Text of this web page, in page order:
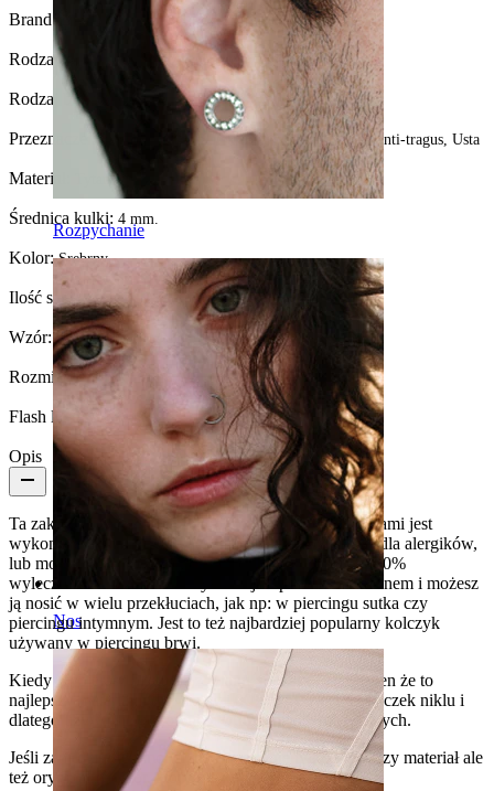
Rozpychanie
Nos
Brand: Bodymod Premium
Rodzaj zapięcia: Gwint zewnętrzny
Rodzaj biżuterii:
Przeznaczenie: Snug, Rook, Sutek, Brew, Daith, Pępek, Anti-tragus, Usta
Materiał: Tytan
Średnica kulki: 4 mm.
Kolor:Srebrny
Ilość sztuk:1
Wzór:Kolec
Rozmiar kulki: 4 mm
Flash label: 3 w cenie 2
Opis
Ta zakrzywiona sztanga zakończona z obu stron kolcami jest
wykonana z tytanu, który jest materiałem polecanym dla alergików,
lub można go nosić w przekłuciach, które nie są w 100%
wyleczone. Biżuteria ta nazywana jest potocznie bananem i możesz
ją nosić w wielu przekłuciach, jak np: w piercingu sutka czy
piercingu intymnym. Jest to też najbardziej popularny kolczyk
używany w piercingu brwi.
Kiedy wybierasz biżuterię z tytanu, możesz być pewien że to
najlepszy materiał, gdyż jest w 100% wolny od cząsteczek niklu i
dlatego używa się go również w implantach medycznych.
Jeśli zamówisz ten model, otrzymasz nie tylko najlepszy materiał ale
też oryginalny wzór, który ma kolce z obu stron.